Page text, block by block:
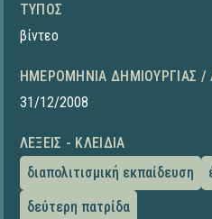
ΤΎΠΟΣ
βίντεο
ΗΜΕΡΟΜΗΝΊΑ ΔΗΜΙΟΥΡΓΊΑΣ /
31/12/2008
ΛΈΞΕΙΣ - ΚΛΕΙΔΙΆ
διαπολιτισμική εκπαίδευση
δεύτερη πατρίδα